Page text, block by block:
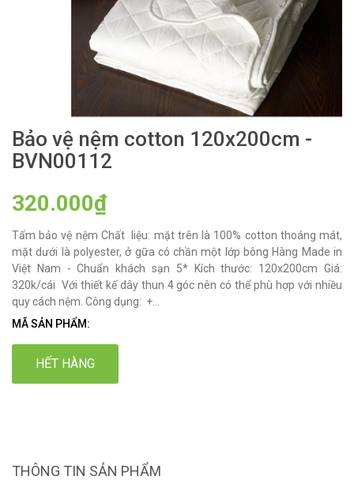
Bảo vệ nệm cotton 120x200cm -
BVN00112
320.000₫
Tấm bảo vệ nệm Chất liệu: mặt trên là 100% cotton thoáng mát,
mặt dưới là polyester, ở gữa có chần một lớp bông Hàng Made in
Việt Nam - Chuẩn khách sạn 5* Kích thước: 120x200cm Giá:
320k/cái Với thiết kế dây thun 4 góc nên có thể phù hợp với nhiều
quy cách nệm. Công dụng: +...
MÃ SẢN PHẨM:
HẾT HÀNG
THÔNG TIN SẢN PHẨM